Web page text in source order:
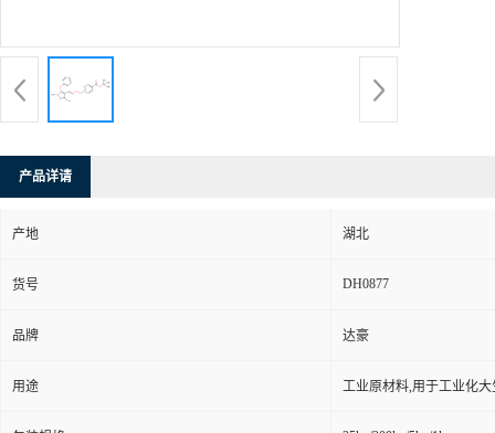
产品详请
产地 湖北
货号 DH0877
品牌 达豪
用途 工业原材料,用于工业化大